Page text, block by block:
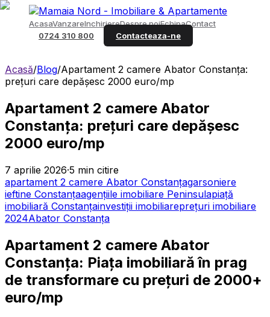
AcasaVanzareInchiriereDespre noiEchipaContact
0724 310 800
Contacteaza-ne
Acasă/Blog/Apartament 2 camere Abator Constanța:
prețuri care depășesc 2000 euro/mp
Apartament 2 camere Abator
Constanța: prețuri care depășesc
2000 euro/mp
7 aprilie 2026·5 min citire
apartament 2 camere Abator Constanțagarsoniere
ieftine Constanțaagențiile imobiliare Peninsulapiață
imobiliară Constanțainvestiții imobiliareprețuri imobiliare
2024Abator Constanța
Apartament 2 camere Abator
Constanța: Piața imobiliară în prag
de transformare cu prețuri de 2000+
euro/mp